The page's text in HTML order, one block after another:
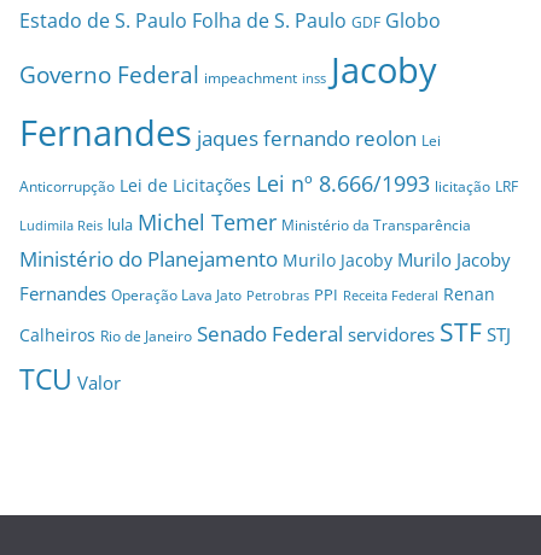
Estado de S. Paulo Folha de S. Paulo GDF Globo
Governo Federal impeachment inss Jacoby
Fernandes jaques fernando reolon Lei
Anticorrupção Lei de Licitações Lei nº 8.666/1993 licitação LRF
Ludimila Reis lula Michel Temer Ministério da Transparência
Ministério do Planejamento Murilo Jacoby Murilo Jacoby
Fernandes Operação Lava Jato Petrobras PPI Receita Federal Renan
Calheiros Rio de Janeiro Senado Federal servidores STF STJ
TCU Valor